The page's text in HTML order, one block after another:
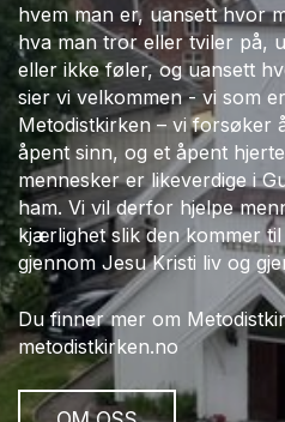
hvem man er, uansett hvor
hva man tror eller tviler på,
eller ikke føler, og uansett
sier vi velkommen - vi som
Metodistkirken – vi forsøker
åpent sinn, og et åpent
mennesker er likeverdige i
ham. Vi vil derfor hjelpe
kjærlighet slik den kommer
gjennom Jesu Kristi liv og
Du finner mer om
metodistkirken.no